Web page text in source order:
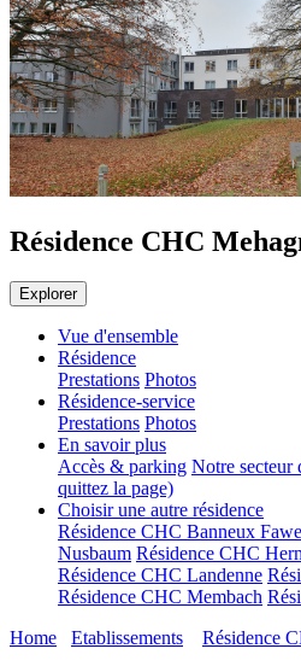
Résidence CHC
Explorer
Vue d'ensemble
Résidence
Prestations Photos
Résidence-service
Prestations Photos
En savoir plus
Accès & parking Notre secteur
quittez la page)
Choisir une autre résidence
Résidence CHC Banneux
Nusbaum Résidence CHC
Résidence CHC Landenne
Résidence CHC Membach
Home
Etablissements Résidence